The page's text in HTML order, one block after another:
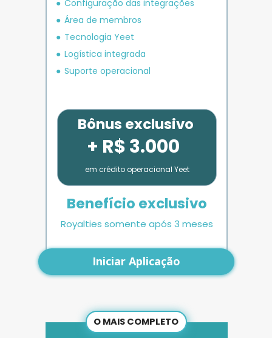
O MAIS COMPLETO
Configuração das integrações
Área de membros
Tecnologia Yeet
Logística integrada
Suporte operacional
Iniciar Aplicação
Bônus exclusivo
+ R$ 3.000
em crédito operacional Yeet
Benefício exclusivo
Royalties somente após 3 meses